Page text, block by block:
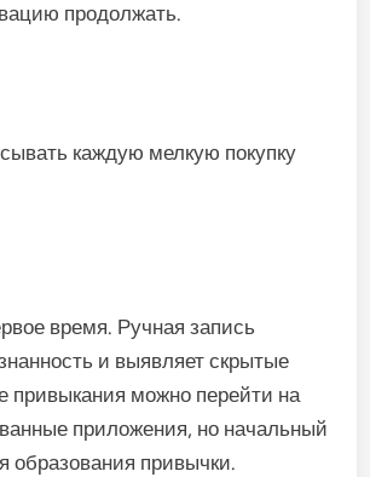
продолжать.
каждую мелкую покупку
время. Ручная запись
и выявляет скрытые
привыкания можно перейти на
приложения, но начальный
образования привычки.